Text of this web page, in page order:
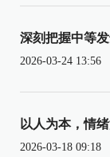
深刻把握中等
2026-03-24 13:56
以人为本，情
2026-03-18 09:18